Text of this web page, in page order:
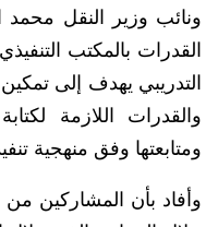
ونائب وزير النقل محمد
القدرات بالمكتب
التدريبي يهدف إلى
والقدرات اللازمة
ومتابعتها وفق منهجية
وأفاد بأن المشاركين من